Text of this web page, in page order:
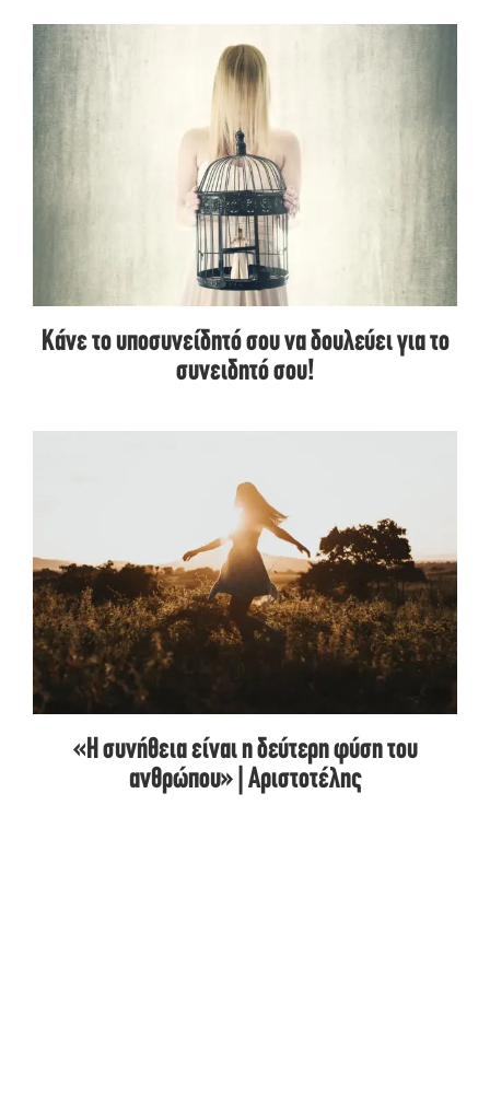
Κάνε το υποσυνείδητό σου να δουλεύει για το
συνειδητό σου!
«Η συνήθεια είναι η δεύτερη φύση του
ανθρώπου» | Αριστοτέλης